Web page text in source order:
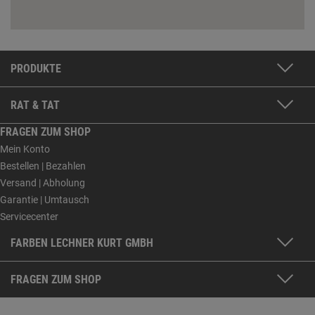
PRODUKTE
RAT & TAT
FRAGEN ZUM SHOP
Mein Konto
Bestellen | Bezahlen
Versand | Abholung
Garantie | Umtausch
Servicecenter
FARBEN LECHNER KURT GMBH
FRAGEN ZUM SHOP